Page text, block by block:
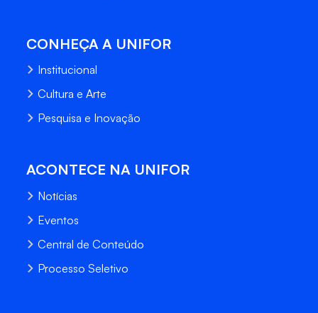
CONHEÇA A UNIFOR
Institucional
Cultura e Arte
Pesquisa e Inovação
ACONTECE NA UNIFOR
Notícias
Eventos
Central de Conteúdo
Processo Seletivo